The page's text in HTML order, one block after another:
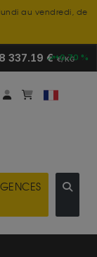
au vendredi, de
337.19 €€/KG
+0.70 %
Mon compte
monpanier